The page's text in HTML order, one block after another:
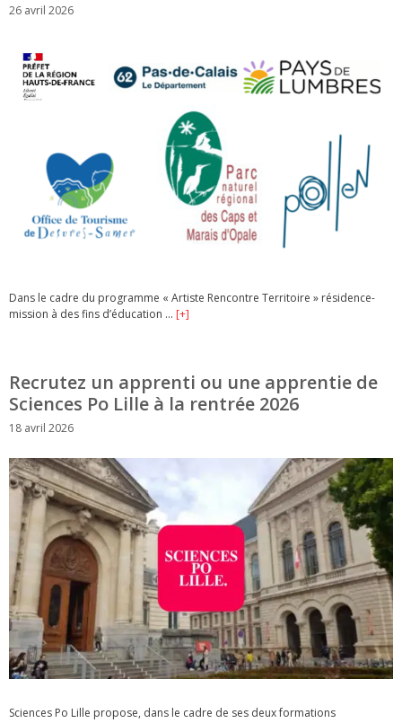
26 avril 2026
Dans le cadre du programme « Artiste Rencontre Territoire » résidence-
mission à des fins d’éducation … [+]
Recrutez un apprenti ou une apprentie de
Sciences Po Lille à la rentrée 2026
18 avril 2026
Sciences Po Lille propose, dans le cadre de ses deux formations